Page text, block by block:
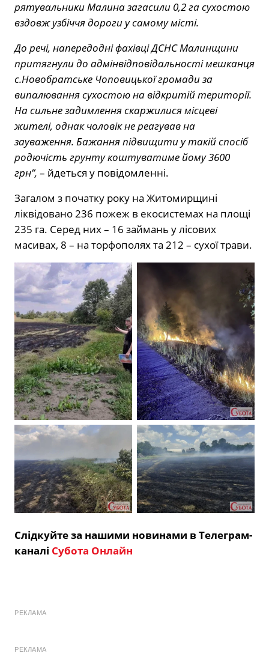
рятувальники Малина загасили 0,2 га сухостою
вздовж узбіччя дороги у самому місті.
До речі, напередодні фахівці ДСНС Малинщини
притягнули до адмінвідповідальності мешканця
с.Новобратське Чоповицької громади за
випалювання сухостою на відкритій території.
На сильне задимлення скаржилися місцеві
жителі, однак чоловік не реагував на
зауваження. Бажання підвищити у такій спосіб
родючість грунту коштуватиме йому 3600
грн”, – йдеться у повідомленні.
Загалом з початку року на Житомирщині
ліквідовано 236 пожеж в екосистемах на площі
235 га. Серед них – 16 займань у лісових
масивах, 8 – на торфополях та 212 – сухої трави.
Слідкуйте за нашими новинами в Телеграм-
каналі Субота Онлайн
РЕКЛАМА
РЕКЛАМА